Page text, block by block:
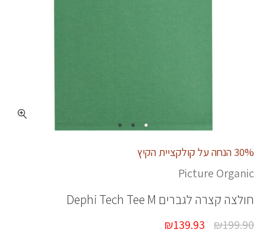
Picture Organic
חולצה קצרה לגברים Dephi Tech Tee M
₪199.90
₪139.93
30% הנחה על קולקציית הקיץ